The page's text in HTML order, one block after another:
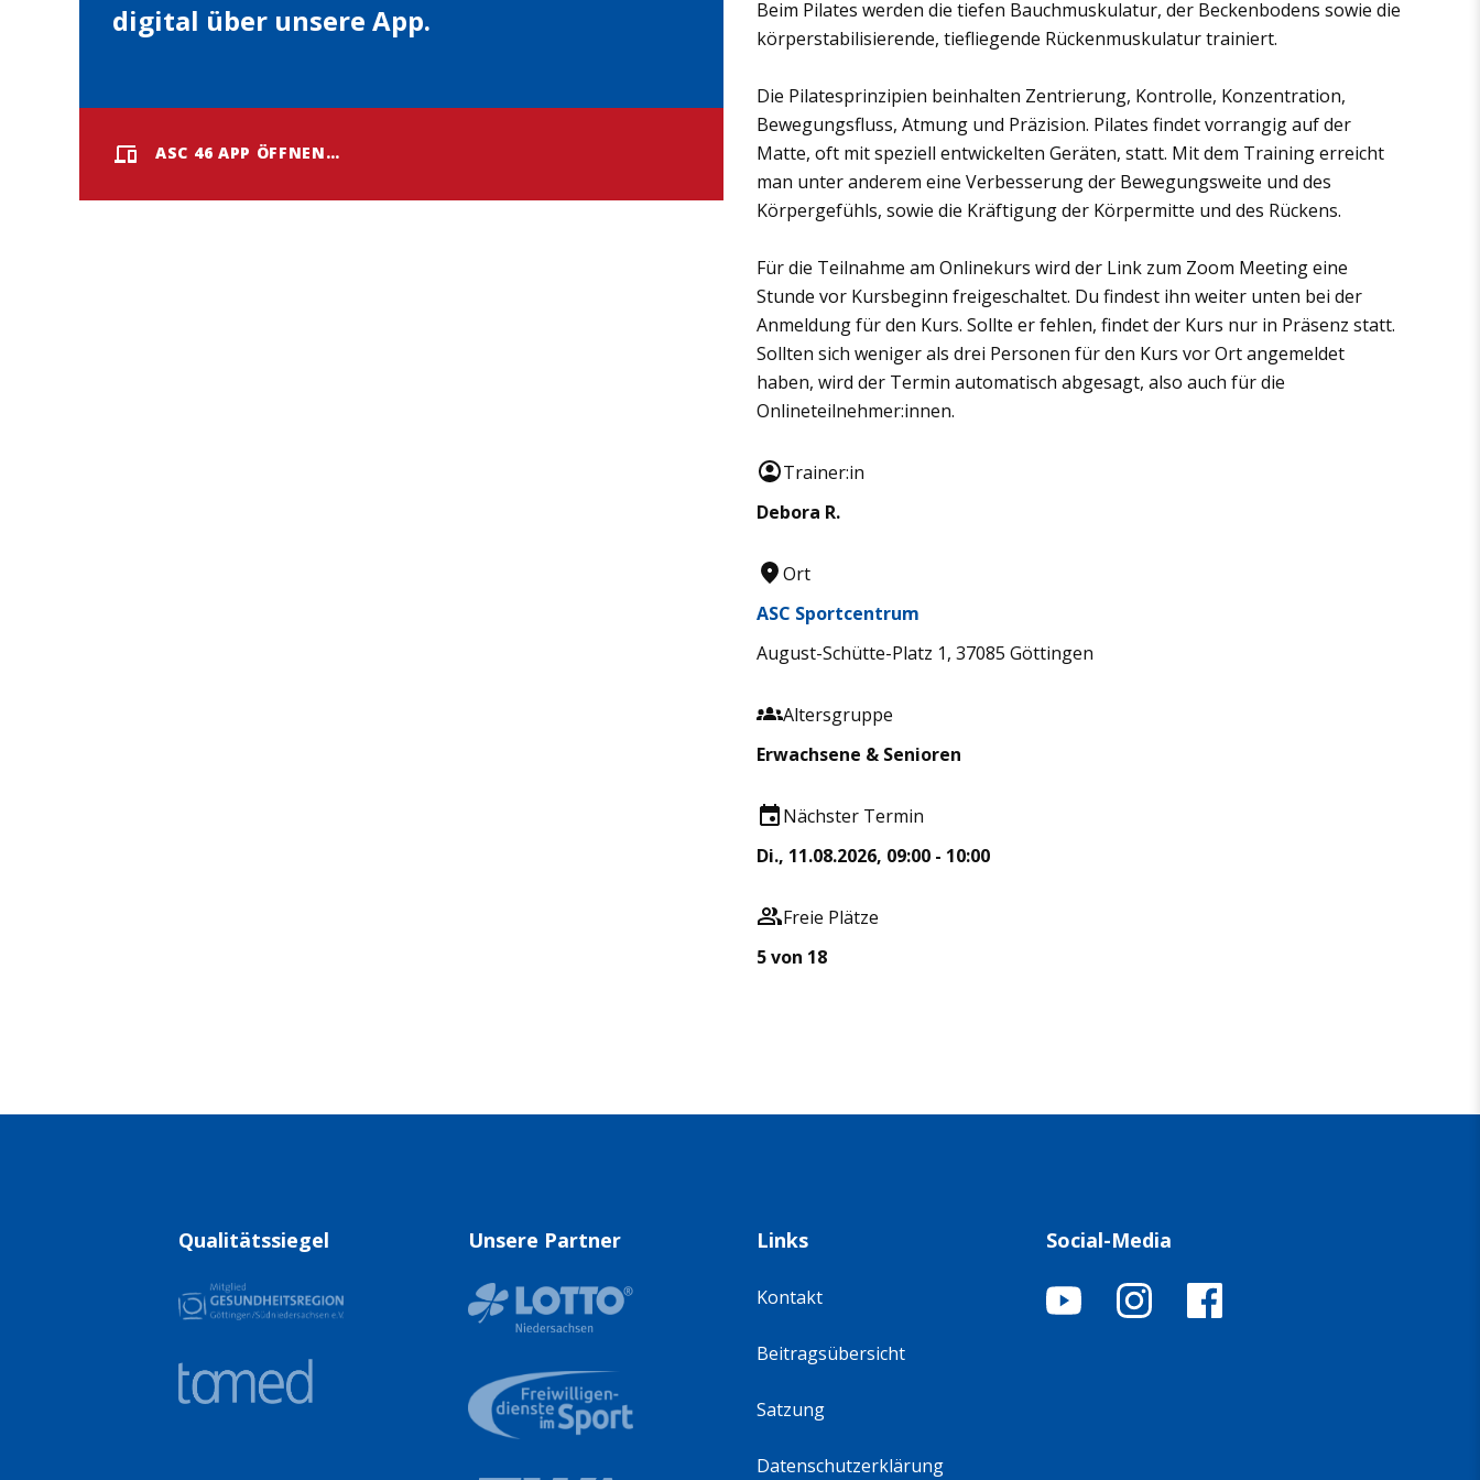
digital über unsere App.
ASC 46 APP ÖFFNEN…
Beim Pilates werden die tiefen Bauchmuskulatur, der Beckenbodens sowie die
körperstabilisierende, tiefliegende Rückenmuskulatur trainiert.
Die Pilatesprinzipien beinhalten Zentrierung, Kontrolle, Konzentration,
Bewegungsfluss, Atmung und Präzision. Pilates findet vorrangig auf der
Matte, oft mit speziell entwickelten Geräten, statt. Mit dem Training erreicht
man unter anderem eine Verbesserung der Bewegungsweite und des
Körpergefühls, sowie die Kräftigung der Körpermitte und des Rückens.
Für die Teilnahme am Onlinekurs wird der Link zum Zoom Meeting eine
Stunde vor Kursbeginn freigeschaltet. Du findest ihn weiter unten bei der
Anmeldung für den Kurs. Sollte er fehlen, findet der Kurs nur in Präsenz statt.
Sollten sich weniger als drei Personen für den Kurs vor Ort angemeldet
haben, wird der Termin automatisch abgesagt, also auch für die
Onlineteilnehmer:innen.
Trainer:in
Debora R.
Ort
ASC Sportcentrum
August-Schütte-Platz 1, 37085 Göttingen
Altersgruppe
Erwachsene & Senioren
Nächster Termin
Di., 11.08.2026, 09:00 - 10:00
Freie Plätze
5 von 18
Qualitätssiegel Unsere Partner Links
Kontakt
Beitragsübersicht
Satzung
Datenschutzerklärung
Social-Media